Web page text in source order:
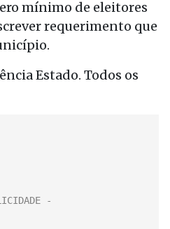
mínimo de eleitores
requerimento que
Estado. Todos os